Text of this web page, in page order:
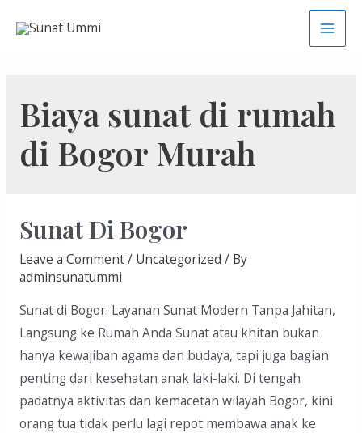
Main
Biaya sunat di rumah
di Bogor Murah
Sunat Di Bogor
Leave a Comment/ Uncategorized / By
adminsunatummi
Sunat di Bogor: Layanan Sunat Modern Tanpa Jahitan,
Langsung ke Rumah Anda Sunat atau khitan bukan
hanya kewajiban agama dan budaya, tapi juga bagian
penting dari kesehatan anak laki-laki. Di tengah
padatnya aktivitas dan kemacetan wilayah Bogor, kini
orang tua tidak perlu lagi repot membawa anak ke